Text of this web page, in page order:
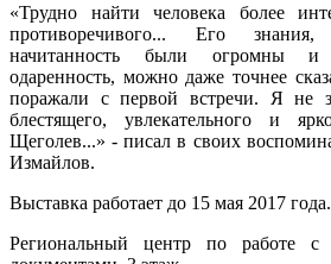
«Трудно найти человека более
противоречивого... Его
начитанность были огромны и
одаренность, можно даже точнее
поражали с первой встречи. Я не
блестящего, увлекательного и
Щеголев...» - писал в своих
Измайлов.
Выставка работает до 15 мая 2017 года.
Региональный центр по работе